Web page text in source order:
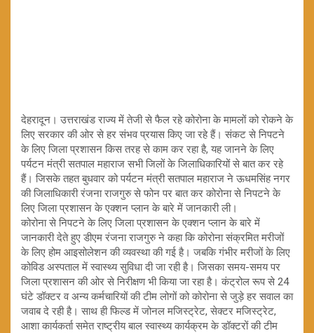
देहरादून। उत्तराखंड राज्य में तेजी से फैल रहे कोरोना के मामलों को रोकने के
लिए सरकार की ओर से हर संभव प्रयास किए जा रहे हैं। संकट से निपटने
के लिए जिला प्रशासन किस तरह से काम कर रहा है, यह जानने के लिए
पर्यटन मंत्री सतपाल महाराज सभी जिलों के जिलाधिकारियों से बात कर रहे
हैं। जिसके तहत बुधवार को पर्यटन मंत्री सतपाल महाराज ने ऊधमसिंह नगर
की जिलाधिकारी रंजना राजगुरु से फोन पर बात कर कोरोना से निपटने के
लिए जिला प्रशासन के एक्शन प्लान के बारे में जानकारी ली।
कोरोना से निपटने के लिए जिला प्रशासन के एक्शन प्लान के बारे में
जानकारी देते हुए डीएम रंजना राजगुरु ने कहा कि कोरोना संक्रमित मरीजों
के लिए होम आइसोलेशन की व्यवस्था की गई है। जबकि गंभीर मरीजों के लिए
कोविड अस्पताल में स्वास्थ्य सुविधा दी जा रही है। जिसका समय-समय पर
जिला प्रशासन की ओर से निरीक्षण भी किया जा रहा है। कंट्रोल रूप से 24
घंटे डॉक्टर व अन्य कर्मचारियों की टीम लोगों को कोरोना से जुड़े हर सवाल का
जवाब दे रही है। साथ ही फिल्ड में जोनल मजिस्ट्रेट, सेक्टर मजिस्ट्रेट,
आशा कार्यकर्ता समेत राष्ट्रीय बाल स्वास्थ्य कार्यक्रम के डॉक्टरों की टीम